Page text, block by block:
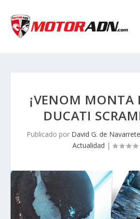
¡VENOM MONTA
DUCATI
Publicado por David G. de Navarrete
Actualidad |